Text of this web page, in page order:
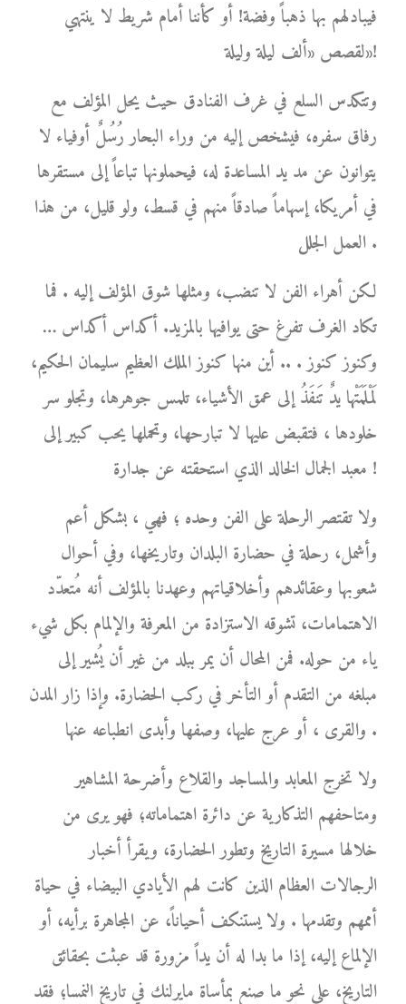
فيبادلهم بها ذهباً وفضة! أو كأننا أمام شريط لا ينتهي
لقصص «ألف ليلة وليلة»!
وتتكدس السلع في غرف الفنادق حيث يحل المؤلف مع
رفاق سفره، فيشخص إليه من وراء البحار رُسُلٌ أوفياء لا
يتوانون عن مد يد المساعدة له، فيحملونها تباعاً إلى مستقرها
في أمريكا، إسهاماً صادقاً منهم في قسط، ولو قليل، من هذا
العمل الجلل .
لكن أهراء الفن لا تنضب، ومثلها شوق المؤلف إليه . فما
تكاد الغرف تفرغ حتى يوافيها بالمزيد. أكداس أكداس …
وكنوز كنوز . .. أين منها كنوز الملك العظيم سليمان الحكيم،
لَمْلَمَتْها يدٌ تَنفَذُ إلى عمق الأشياء، تلمس جوهرها، وتجلو سر
خلودها ، فتقبض عليها لا تبارحها، وتحملها يحب كبير إلى
معبد الجمال الخالد الذي استحقته عن جدارة !
ولا تقتصر الرحلة على الفن وحده ؛ فهي ، بشكل أعم
وأشمل، رحلة في حضارة البلدان وتاريخها، وفي أحوال
شعوبها وعقائدهم وأخلاقياتهم وعهدنا بالمؤلف أنه مُتعدّد
الاهتمامات، تشوقه الاستزادة من المعرفة والإلمام بكل شيء
ياء من حوله. فمن المحال أن يمر ببلد من غير أن يُشير إلى
مبلغه من التقدم أو التأخر في ركب الحضارة. وإذا زار المدن
والقرى ، أو عرج عليها، وصفها وأبدى انطباعه عنها .
ولا تخرج المعابد والمساجد والقلاع وأضرحة المشاهير
ومتاحفهم التذكارية عن دائرة اهتماماته؛ فهو يرى من
خلالها مسيرة التاريخ وتطور الحضارة، ويقرأ أخبار
الرجالات العظام الذين كانت لهم الأيادي البيضاء في حياة
أممهم وتقدمها . ولا يستنكف أحياناً، عن المجاهرة برأيه، أو
الإلماع إليه، إذا ما بدا له أن يداً مزورة قد عبثت بحقائق
التاريخ، على نحو ما صنع بمأساة مايرلنك في تاريخ النمسا؛ فقد